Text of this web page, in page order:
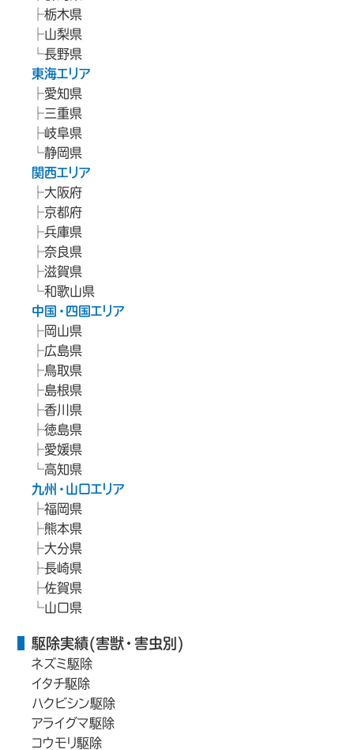
栃木県
山梨県
長野県
東海エリア
愛知県
三重県
岐阜県
静岡県
関西エリア
大阪府
京都府
兵庫県
奈良県
滋賀県
和歌山県
中国・四国エリア
岡山県
広島県
鳥取県
島根県
香川県
徳島県
愛媛県
高知県
九州・山口エリア
福岡県
熊本県
大分県
長崎県
佐賀県
山口県
駆除実績(害獣・害虫別)
ネズミ駆除
イタチ駆除
ハクビシン駆除
アライグマ駆除
コウモリ駆除